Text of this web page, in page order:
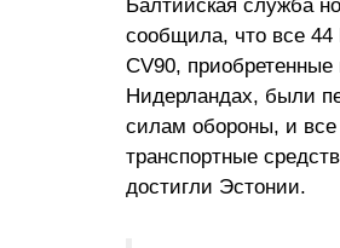
Балтийская служба
сообщила, что все
CV90, приобретенные
Нидерландах, были
силам обороны, и все
транспортные
достигли Эстонии.